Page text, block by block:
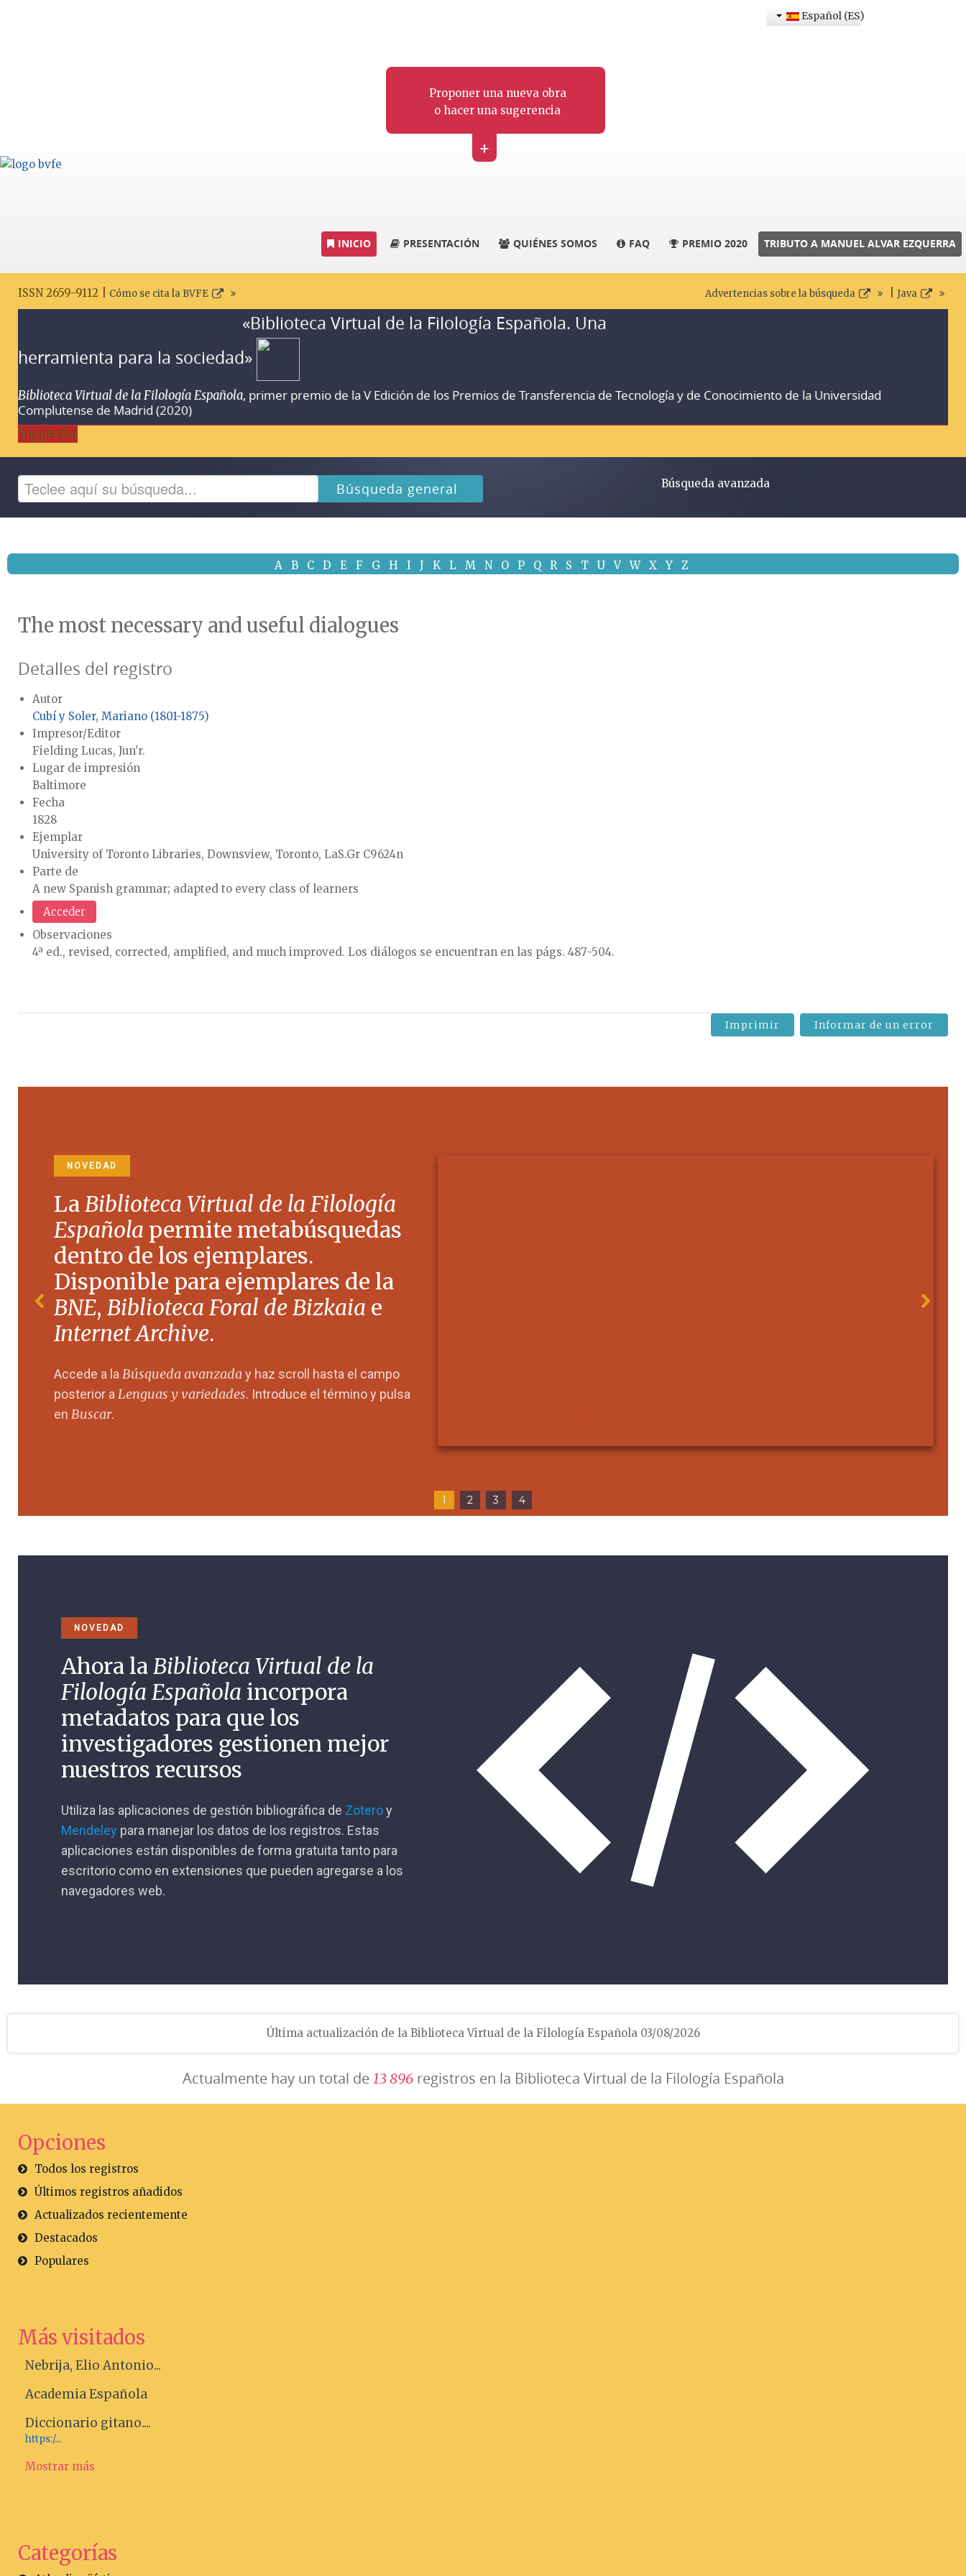
Proponer una nueva obra
o hacer una sugerencia
+
Español (ES)
INICIO PRESENTACIÓN QUIÉNES SOMOS FAQ PREMIO 2020 TRIBUTO A MANUEL ALVAR EZQUERRA
ISSN 2659-9112 | Cómo se cita la BVFE Advertencias sobre la búsqueda Java
«Biblioteca Virtual de la Filología Española. Una
herramienta para la sociedad»
Biblioteca Virtual de la Filología Española, primer premio de la V Edición de los Premios de Transferencia de Tecnología y de Conocimiento de la Universidad
Complutense de Madrid (2020)
Toggle Bar
Búsqueda general Búsqueda avanzada
A B C D E F G H I J K L M N O P Q R S T U V W X Y Z
The most necessary and useful dialogues
Detalles del registro
Autor
Cubí y Soler, Mariano (1801-1875)
Impresor/Editor
Fielding Lucas, Jun'r.
Lugar de impresión
Baltimore
Fecha
1828
Ejemplar
University of Toronto Libraries, Downsview, Toronto, LaS.Gr C9624n
Parte de
A new Spanish grammar; adapted to every class of learners
Acceder
Observaciones
4ª ed., revised, corrected, amplified, and much improved. Los diálogos se encuentran en las págs. 487-504.
Imprimir Informar de un error
NOVEDAD
LaBiblioteca Virtual de la Filología
Española permite metabúsquedas
dentro de los ejemplares.
Disponible para ejemplares de la
BNE, Biblioteca Foral de Bizkaia e
Internet Archive.
Accede a laBúsqueda avanzaday haz scroll hasta el campo
posterior aLenguas y variedades. Introduce el término y pulsa
en Buscar.
1 2 3 4
NOVEDAD
Ahora laBiblioteca Virtual de la
Filología Española incorpora
metadatos para que los
investigadores gestionen mejor
nuestros recursos
Utiliza las aplicaciones de gestión bibliográfica de Zoteroy
Mendeley para manejar los datos de los registros. Estas
aplicaciones están disponibles de forma gratuita tanto para
escritorio como en extensiones que pueden agregarse a los
navegadores web.
Última actualización de la Biblioteca Virtual de la Filología Española 03/08/2026
Actualmente hay un total de 13896registros en la Biblioteca Virtual de la Filología Española
Opciones
Todos los registros
Últimos registros añadidos
Actualizados recientemente
Destacados
Populares
Más visitados
Nebrija, Elio Antonio...
Academia Española
Diccionario gitano....
https:/...
Mostrar más
Categorías